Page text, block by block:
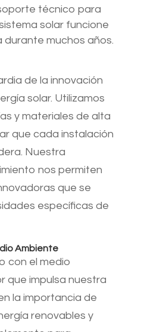
técnico para
solar funcione
muchos años.
de la innovación
solar. Utilizamos
y materiales de alta
que cada instalación
Nuestra
nos permiten
que se
específicas de
Ambiente
con el medio
que impulsa nuestra
la importancia de
renovables y